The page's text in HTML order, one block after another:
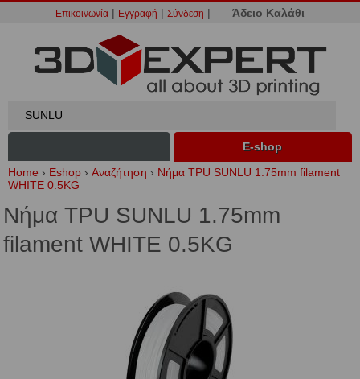
Επικοινωνία | Εγγραφή | Σύνδεση | Άδειο Καλάθι
Ε-shop
Home › Eshop › Αναζήτηση › Νήμα TPU SUNLU 1.75mm filament
WHITE 0.5KG
Νήμα TPU SUNLU 1.75mm
filament WHITE 0.5KG